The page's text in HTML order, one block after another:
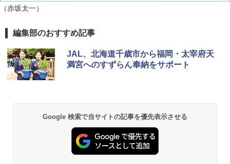
GRANDOOR ステンレス保冷剤 2個セット 2
026リニューアル 急速冷凍 空間倍増 衛生的
コンパクト 保冷力長持ち
￥2,980
-08EX カーキ ソロキャンプ ポリエステル フ
レーム ドーム型 テント
￥14,800
（赤坂太一）
編集部のおすすめ記事
JAL、北海道千歳市から福岡・太宰府天
満宮へのすずらん奉納をサポート
Google 検索で当サイトの記事を優先表示させる